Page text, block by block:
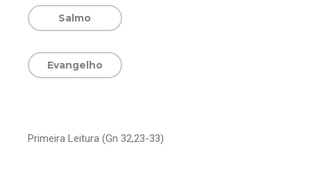
Salmo
Evangelho
Primeira Leitura (Gn 32,23-33)